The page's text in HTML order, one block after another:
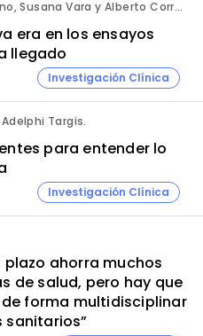
Belén Alonso, Ana Moreno, Susana Vara y Alberto Corral. Apices.
era en los ensayos
llegado
Investigación Clínica
Targis.
para entender lo
Investigación Clínica
plazo ahorra muchos
de salud, pero hay que
forma multidisciplinar
sanitarios”